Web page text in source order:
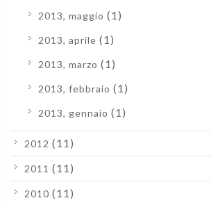
2013, maggio (1)
2013, aprile (1)
2013, marzo (1)
2013, febbraio (1)
2013, gennaio (1)
2012 (11)
2011 (11)
2010 (11)